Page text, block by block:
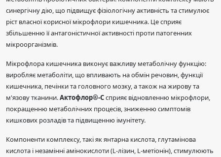
синергічну дію, що підвищує фізіологічну активність та стимулює
ріст власної корисної мікрофлори кишечника. Це сприяє
збільшенню її антагоністичної активності проти патогенних
мікроорганізмів.
Мікрофлора кишечника виконує важливу метаболічну функцію:
виробляє метаболіти, що впливають на обмін речовин, функції
кишечника, печінки та головного мозку, а також на жирову та
м'язову тканини.Актофлор®-Ссприяє відновленню мікрофлори,
покращенню метаболічних процесів, зниженню симптомів
кишкових розладів та підвищенню імунітету.
Компоненти комплексу, такі як янтарна кислота, глутамінова
кислота і незамінні амінокислоти (L-лізин, L-метіонін), стимулюють